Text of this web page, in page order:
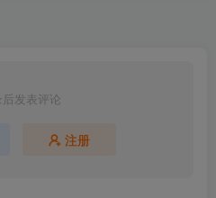
发表评论
注册